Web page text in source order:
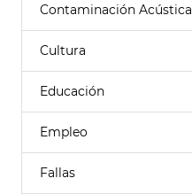
Contaminación Acústica
Cultura
Educación
Empleo
Fallas